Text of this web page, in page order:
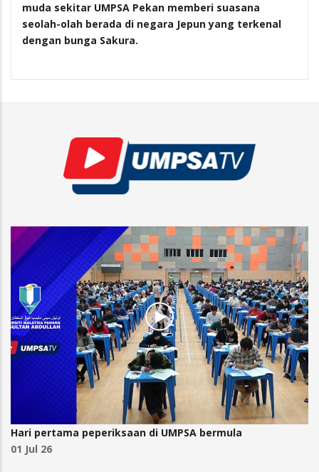
muda sekitar UMPSA Pekan memberi suasana
seolah-olah berada di negara Jepun yang terkenal
dengan bunga Sakura.
Hari pertama peperiksaan di UMPSA bermula
01 Jul 26